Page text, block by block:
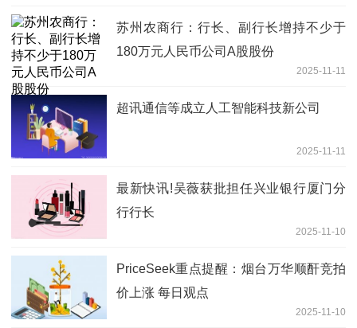
苏州农商行：行长、副行长增持不少于
180万元人民币公司A股股份
2025-11-11
超讯通信等成立人工智能科技新公司
2025-11-11
最新快讯!吴薇获批担任兴业银行厦门分
行行长
2025-11-10
PriceSeek重点提醒：烟台万华顺酐竞拍
价上涨 每日观点
2025-11-10